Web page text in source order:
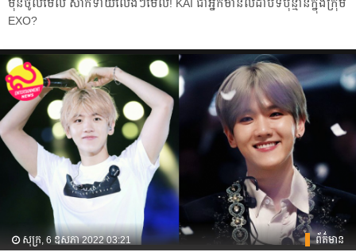
មុនចូលមើល សាកទាយលេងៗមើល៍! KAI ជាអ្នកមានលំដាប់ទីប៉ុន្មានក្នុងក្រុម
EXO?
សុក្រ, 6 ឧសភា 2022 03:21 ព័ត៌មាន